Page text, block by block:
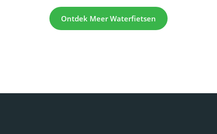
Ontdek Meer Waterfietsen